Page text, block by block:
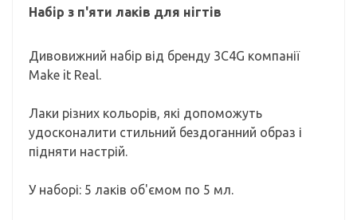
Набір з п'яти лаків для нігтів
Дивовижний набір від бренду 3C4G компанії
Make it Real.
Лаки різних кольорів, які допоможуть
удосконалити стильний бездоганний образ і
підняти настрій.
У наборі: 5 лаків об'ємом по 5 мл.